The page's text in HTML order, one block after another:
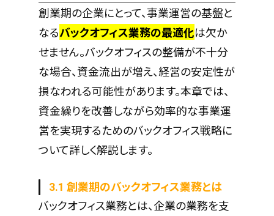
創業期の企業にとって、事業運営の基盤と
なるバックオフィス業務の最適化は欠か
せません。バックオフィスの整備が不十分
な場合、資金流出が増え、経営の安定性が
損なわれる可能性があります。本章では、
資金繰りを改善しながら効率的な事業運
営を実現するためのバックオフィス戦略に
ついて詳しく解説します。
3.1 創業期のバックオフィス業務とは
バックオフィス業務とは、企業の業務を支